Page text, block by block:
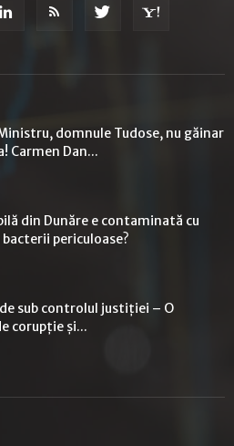
domnule Tudose, nu găinar
Carmen Dan...
din Dunăre e contaminată cu
periculoase?
de sub controlul justiției – O
corupție și...